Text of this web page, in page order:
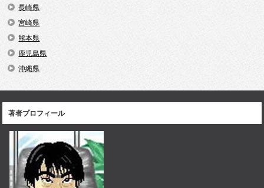
長崎県
宮崎県
熊本県
鹿児島県
沖縄県
著者プロフィール